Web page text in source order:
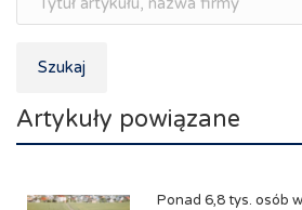
Szukaj
Artykuły powiązane
Ponad 6,8 tys. osób